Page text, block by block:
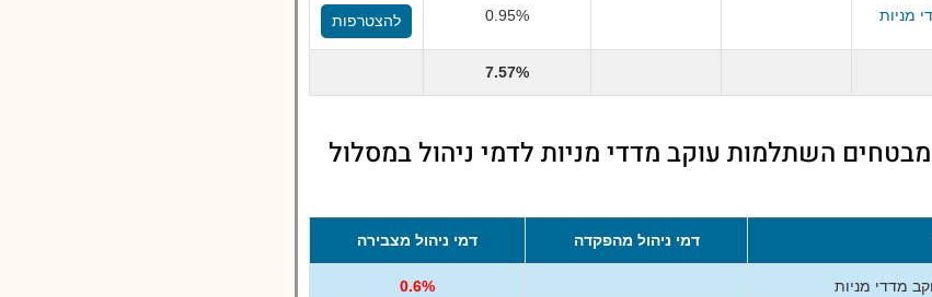
מניות 0.95% להצטרפות
7.57%
השתלמות עוקב מדדי מניות לדמי ניהול במסלול
דמי ניהול מהפקדה דמי ניהול מצבירה
מדדי מניות 0.6%